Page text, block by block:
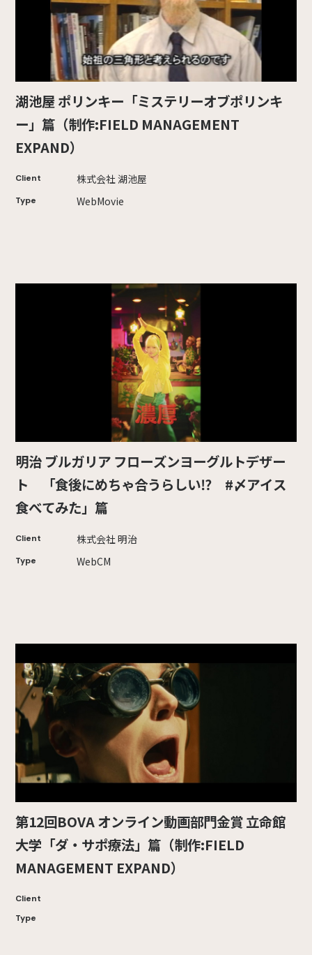
湖池屋 ポリンキー「ミステリーオブポリンキ
ー」篇（制作:FIELD MANAGEMENT
EXPAND）
Client 株式会社 湖池屋
Type WebMovie
明治 ブルガリア フローズンヨーグルトデザー
ト 「食後にめちゃ合うらしい⁉ #〆アイス
食べてみた」篇
Client 株式会社 明治
Type WebCM
第12回BOVA オンライン動画部門金賞 立命館
大学「ダ・サポ療法」篇（制作:FIELD
MANAGEMENT EXPAND）
Client
Type